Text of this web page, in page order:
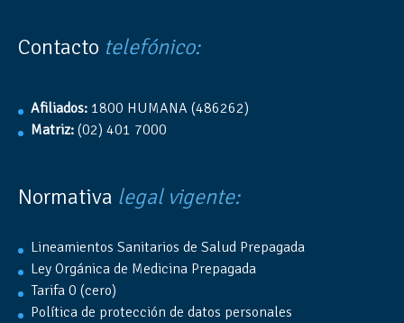
Contacto telefónico:
Afiliados: 1800 HUMANA (486262)
Matriz: (02) 401 7000
Normativa legal vigente:
Lineamientos Sanitarios de Salud Prepagada
Ley Orgánica de Medicina Prepagada
Tarifa 0 (cero)
Política de protección de datos personales